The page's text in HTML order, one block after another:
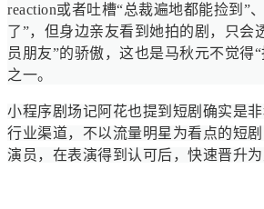
reaction或者吐槽“总裁遍地都能捡到”
了”，但身边亲友看到她拍的剧，只会
员朋友”的骄傲，这也是马秋元不觉得
之一。
小程序剧场记阿花也提到短剧确实是
行业渠道，不以流量明星为看点的短
演员，在表演得到认可后，快速晋升为